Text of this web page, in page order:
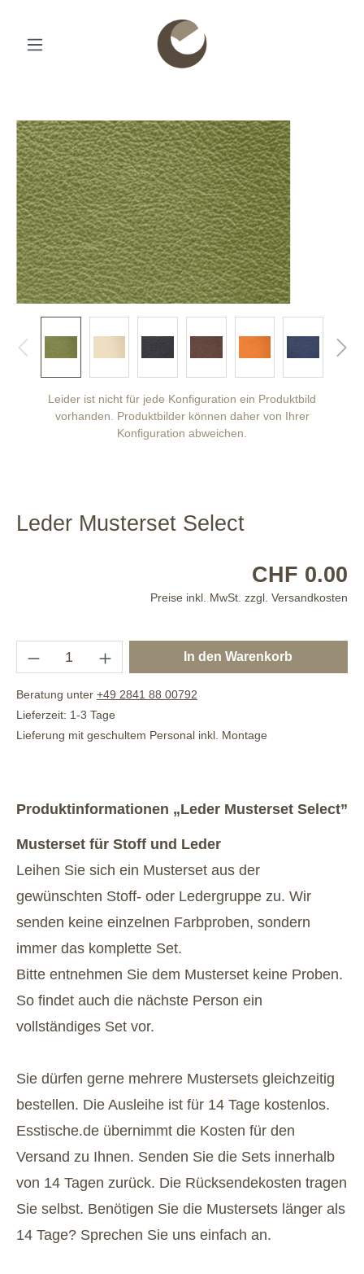
Leider ist nicht für jede Konfiguration ein Produktbild
vorhanden. Produktbilder können daher von Ihrer
Konfiguration abweichen.
Leder Musterset Select
CHF 0.00
Preise inkl. MwSt. zzgl. Versandkosten
In den Warenkorb
Beratung unter +49 2841 88 00792
Lieferzeit: 1-3 Tage
Lieferung mit geschultem Personal inkl. Montage
Produktinformationen „Leder Musterset Select”
Musterset für Stoff und Leder
Leihen Sie sich ein Musterset aus der
gewünschten Stoff- oder Ledergruppe zu. Wir
senden keine einzelnen Farbproben, sondern
immer das komplette Set.
Bitte entnehmen Sie dem Musterset keine Proben.
So findet auch die nächste Person ein
vollständiges Set vor.
Sie dürfen gerne mehrere Mustersets gleichzeitig
bestellen. Die Ausleihe ist für 14 Tage kostenlos.
Esstische.de übernimmt die Kosten für den
Versand zu Ihnen. Senden Sie die Sets innerhalb
von 14 Tagen zurück. Die Rücksendekosten tragen
Sie selbst. Benötigen Sie die Mustersets länger als
14 Tage? Sprechen Sie uns einfach an.